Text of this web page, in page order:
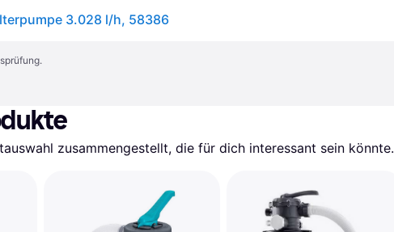
3.028 l/h, 58386
zusammengestellt, die für dich interessant sein könnte.